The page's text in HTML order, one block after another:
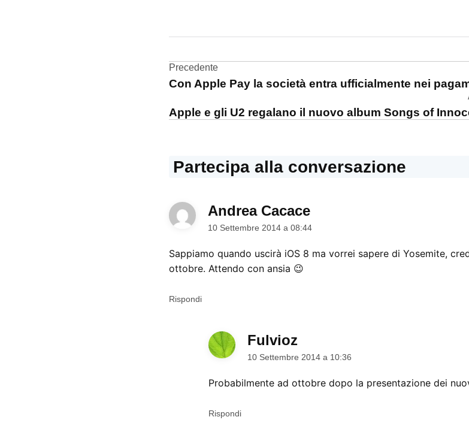
8
Navigazione
Precedente
Con Apple Pay la società entra ufficialmente nei
Apple e gli U2 regalano il nuovo album Songs of
Partecipa alla conversazione
Andrea Cacacedice:
10 Settembre 2014 a 08:44
Sappiamo quando uscirà iOS 8 ma vorrei sapere di Yosemite,
ottobre. Attendo con ansia 😉
Rispondi
Fulviozdice:
10 Settembre 2014 a 10:36
Probabilmente ad ottobre dopo la presentazione dei
Rispondi